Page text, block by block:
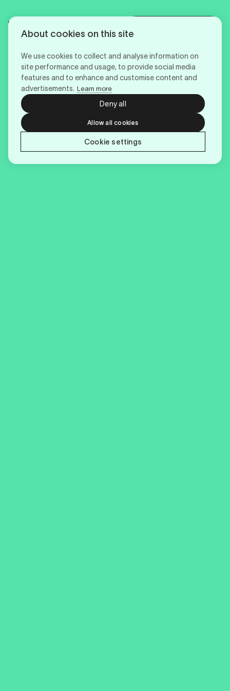
About cookies on this site
We use cookies to collect and analyse information on
site performance and usage, to provide social media
features and to enhance and customise content and
advertisements. Learn more
Cookie settings
Allow all cookies
Deny all